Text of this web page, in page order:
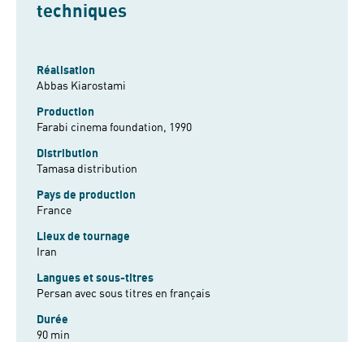
techniques
Réalisation
Abbas Kiarostami
Production
Farabi cinema foundation, 1990
Distribution
Tamasa distribution
Pays de production
France
Lieux de tournage
Iran
Langues et sous-titres
Persan avec sous titres en français
Durée
90 min